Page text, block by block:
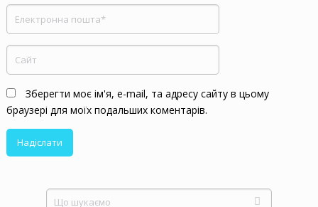
Зберегти моє ім'я, e-mail, та адресу сайту в цьому
браузері для моїх подальших коментарів.